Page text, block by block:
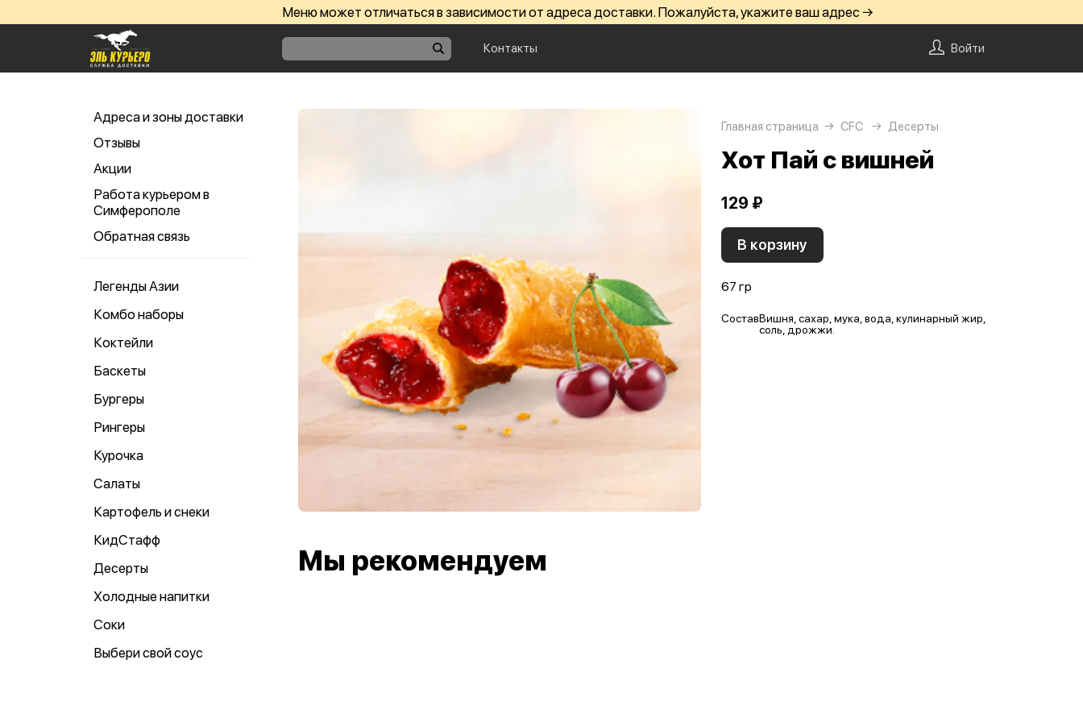
Меню может отличаться в зависимости от адреса доставки. Пожалуйста, укажите ваш адрес →
Контакты Войти
Адреса и зоны доставки
Отзывы
Акции
Работа курьером в
Симферополе
Обратная связь
Легенды Азии
Комбо наборы
Коктейли
Баскеты
Бургеры
Рингеры
Курочка
Салаты
Картофель и снеки
КидСтафф
Десерты
Холодные напитки
Соки
Выбери свой соус
Главная страница CFC Десерты
Хот Пай с вишней
129 ₽
В корзину
67 гр
СоставВишня, сахар, мука, вода, кулинарный жир,
соль, дрожжи.
Мы рекомендуем